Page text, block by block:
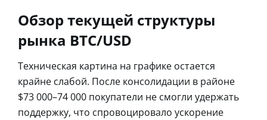
Обзор текущей структуры
рынка BTC/USD
Техническая картина на графике остается
крайне слабой. После консолидации в районе
$73 000–74 000 покупатели не смогли удержать
поддержку, что спровоцировало ускорение